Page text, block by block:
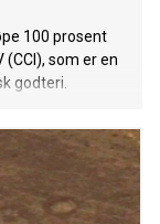
100 prosent
(CCI), som er en
godteri.